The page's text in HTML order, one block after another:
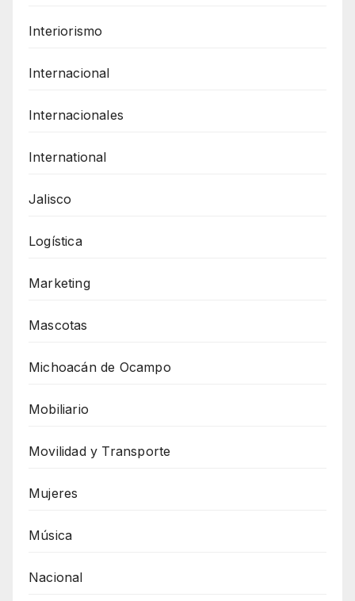
Interiorismo
Internacional
Internacionales
International
Jalisco
Logística
Marketing
Mascotas
Michoacán de Ocampo
Mobiliario
Movilidad y Transporte
Mujeres
Música
Nacional